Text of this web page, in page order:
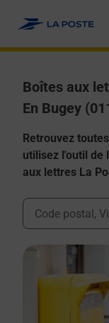
Boîtes aux
En Bugey
Retrouvez
utilisez l'outil de
aux lettres La
Ville,